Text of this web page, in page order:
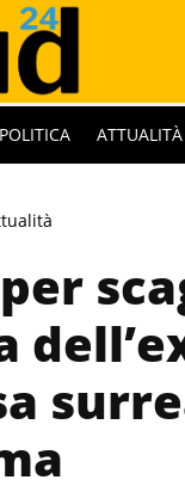
POLITICA ATTUALITÀ